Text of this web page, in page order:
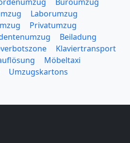
Laborumzug
Privatumzug
Beiladung
Klaviertransport
Möbeltaxi
Umzugskartons